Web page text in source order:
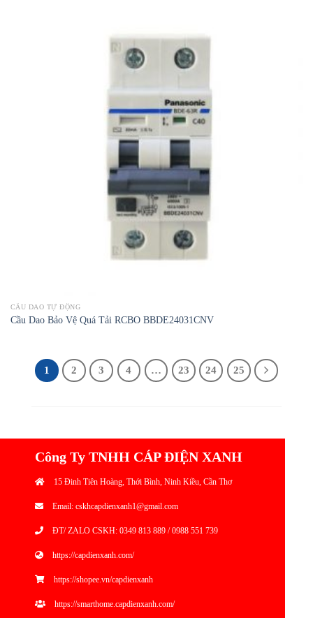
CẦU DAO TỰ ĐỘNG
Cầu Dao Bảo Vệ Quá Tải RCBO BBDE24031CNV
1 2 3 4 … 23 24 25
Công Ty TNHH CÁP ĐIỆN XANH
15 Đinh Tiên Hoàng, Thới Bình, Ninh Kiều, Cần Thơ
Email: cskhcapdienxanh1@gmail.com
ĐT/ ZALO CSKH: 0349 813 889 / 0988 551 739
https://capdienxanh.com/
https://shopee.vn/capdienxanh
https://smarthome.capdienxanh.com/